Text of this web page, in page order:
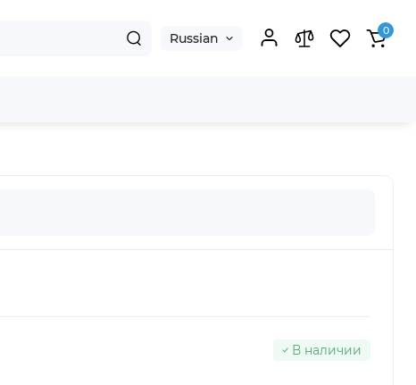
Russian 0
В наличии